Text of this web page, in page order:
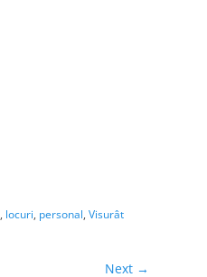
, locuri, personal, Visurât
Next →